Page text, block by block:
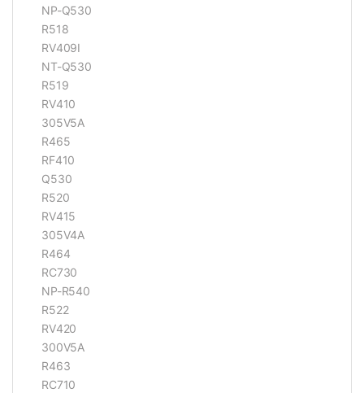
NP-Q530
R518
RV409I
NT-Q530
R519
RV410
305V5A
R465
RF410
Q530
R520
RV415
305V4A
R464
RC730
NP-R540
R522
RV420
300V5A
R463
RC710